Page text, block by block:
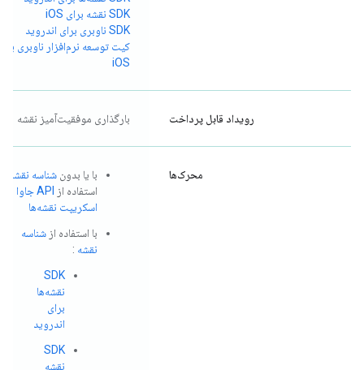
SDK نقشه برای iOS
SDK ناوبری برای اندروید
کیت توسعه نرم‌افزار ناوبری
iOS
رویداد قابل پرداخت بارگذاری موفقیت‌آمیز نقشه
محرک‌ها با یا بدون شناسه نقشه
استفاده از
API جاوا
اسکریپت نقشه‌ها
با استفاده از شناسه
نقشه :
SDK
نقشه‌ها
برای
اندروید
SDK
نقشه